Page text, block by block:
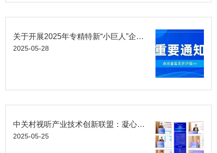
关于开展2025年专精特新“小巨人”企业推荐和复核工作的通知
2025-05-28
中关村视听产业技术创新联盟：凝心聚力共筑未来，全国一体化算力网生态建设加速推进
2025-05-25